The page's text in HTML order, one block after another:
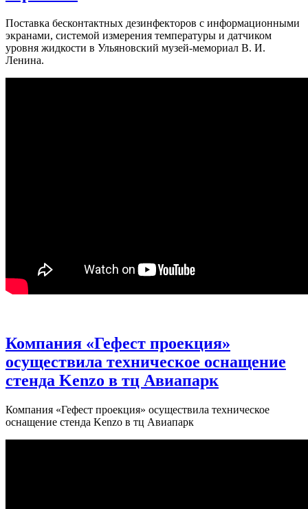
Поставка бесконтактных дезинфекторов с информационными
экранами, системой измерения температуры и датчиком
уровня жидкости в Ульяновский музей-мемориал В. И.
Ленина.
Компания «Гефест проекция»
осуществила техническое оснащение
стенда Kenzo в тц Авиапарк
Компания «Гефест проекция» осуществила техническое
оснащение стенда Kenzo в тц Авиапарк